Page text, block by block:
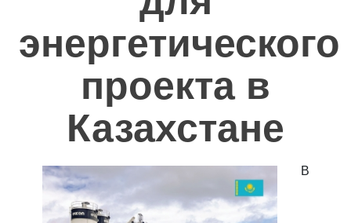
энергетического
проекта в
Казахстане
В